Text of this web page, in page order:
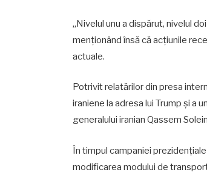
„Nivelul unu a dispărut, nivelul
menționând însă că acțiunile
actuale.
Potrivit relatărilor din presa
iraniene la adresa lui Trump și a
generalului iranian Qassem
În timpul campaniei
modificarea modului de